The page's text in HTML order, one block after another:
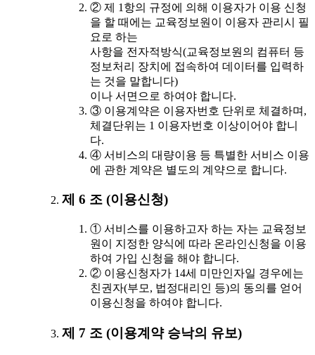
② 제 1항의 규정에 의해 이용자가 이용 신청
을 할 때에는 교육정보원이 이용자 관리시 필
요로 하는
사항을 전자적방식(교육정보원의 컴퓨터 등
정보처리 장치에 접속하여 데이터를 입력하
는 것을 말합니다)
이나 서면으로 하여야 합니다.
③ 이용계약은 이용자번호 단위로 체결하며,
체결단위는 1 이용자번호 이상이어야 합니
다.
④ 서비스의 대량이용 등 특별한 서비스 이용
에 관한 계약은 별도의 계약으로 합니다.
제 6 조 (이용신청)
① 서비스를 이용하고자 하는 자는 교육정보
원이 지정한 양식에 따라 온라인신청을 이용
하여 가입 신청을 해야 합니다.
② 이용신청자가 14세 미만인자일 경우에는
친권자(부모, 법정대리인 등)의 동의를 얻어
이용신청을 하여야 합니다.
제 7 조 (이용계약 승낙의 유보)